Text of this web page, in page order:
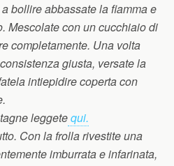
bollire abbassate la fiamma e
Mescolate con un cucchiaio di
completamente. Una volta
giusta, versate la
intiepidire coperta con
leggetequi.
Con la frolla rivestite una
imburrata e infarinata,